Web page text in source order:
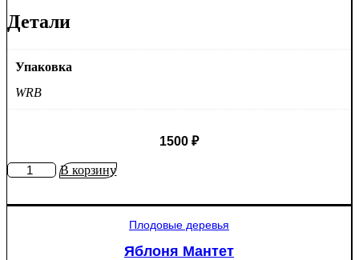
Детали
Упаковка
WRB
1500 ₽
КоличествоВ корзину
Плодовые деревья
Яблоня Мантет